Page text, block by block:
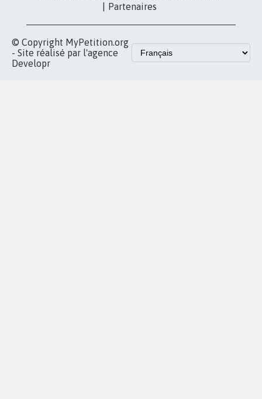
Partenaires
© Copyright MyPetition.org
- Site réalisé par l'agence
Developr